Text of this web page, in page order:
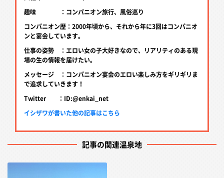
趣味 ：コンパニオン旅行、風俗巡り
コンパニオン歴：2000年頃から、それから年に3回はコンパニオ
ンと宴会しています。
仕事の姿勢 ：エロい女の子大好きなので、リアリティのある現
場の生の情報を届けたい。
メッセージ ：コンパニオン宴会のエロい楽しみ方をギリギリま
で追求していきます！
Twitter ：ID:@enkai_net
イシザワが書いた他の記事はこちら
記事の関連温泉地